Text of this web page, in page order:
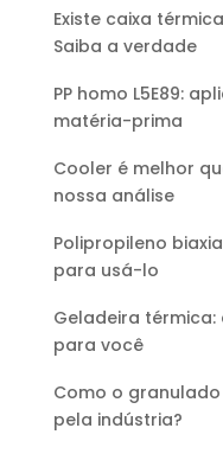
Existe caixa
Saiba a verdade
PP homo L5E89:
matéria-prima
Cooler é melhor
nossa análise
Polipropileno
para usá-lo
Geladeira
para você
Como o
pela indústria?